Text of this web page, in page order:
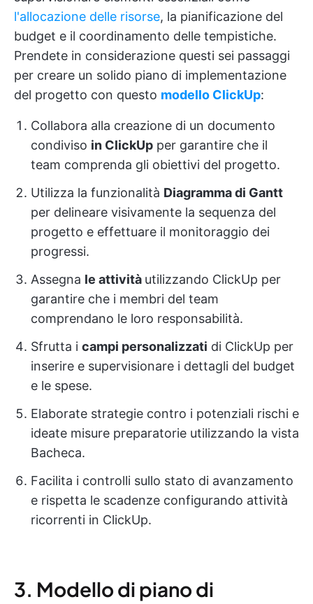
l'allocazione delle risorse, la pianificazione del
budget e il coordinamento delle tempistiche.
Prendete in considerazione questi sei passaggi
per creare un solido piano di implementazione
del progetto con questo modello ClickUp:
Collabora alla creazione di un documento
condiviso in ClickUp per garantire che il
team comprenda gli obiettivi del progetto.
Utilizza la funzionalità Diagramma di Gantt
per delineare visivamente la sequenza del
progetto e effettuare il monitoraggio dei
progressi.
Assegna le attività utilizzando ClickUp per
garantire che i membri del team
comprendano le loro responsabilità.
Sfrutta i campi personalizzati di ClickUp per
inserire e supervisionare i dettagli del budget
e le spese.
Elaborate strategie contro i potenziali rischi e
ideate misure preparatorie utilizzando la vista
Bacheca.
Facilita i controlli sullo stato di avanzamento
e rispetta le scadenze configurando attività
ricorrenti in ClickUp.
3. Modello di piano di